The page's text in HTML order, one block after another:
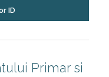
ID
Primar si